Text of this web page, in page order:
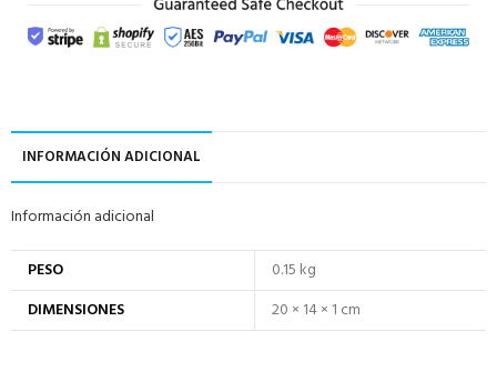
INFORMACIÓN ADICIONAL
Información adicional
PESO
0.15 kg
DIMENSIONES
20 × 14 × 1 cm